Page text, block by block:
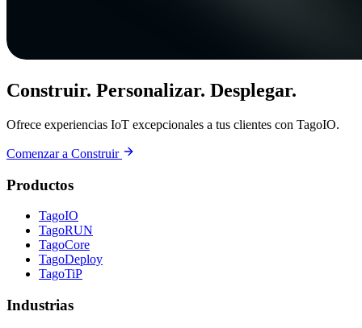
Construir. Personalizar. Desplegar.
Ofrece experiencias IoT excepcionales a tus clientes con TagoIO.
Comenzar a Construir
Productos
TagoIO
TagoRUN
TagoCore
TagoDeploy
TagoTiP
Industrias